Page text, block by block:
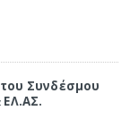
Συνδέσμου